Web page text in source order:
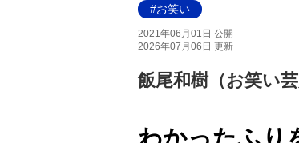
#お笑い
2021年06月01日 公開
2026年07月06日 更新
飯尾和樹（お笑い芸